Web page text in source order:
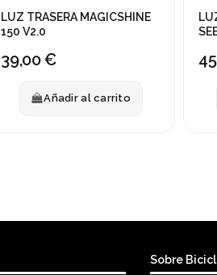
LUZ TRASERA MAGICSHINE
150 V2.0
39,00 €
Añadir al carrito
Sobre